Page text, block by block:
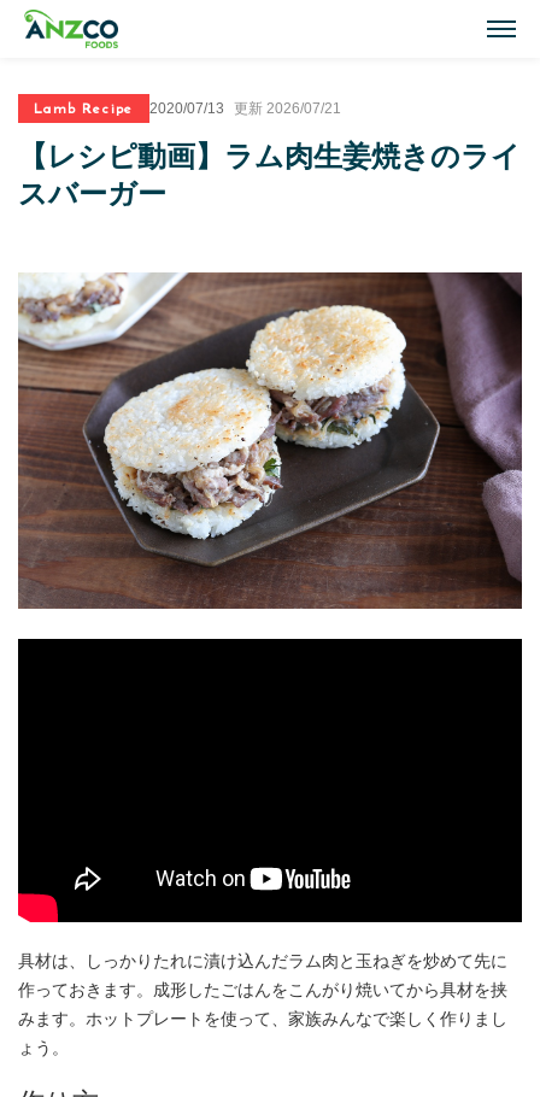
Lamb Recipes
ラム肉のおすすめレシピ
Our Products
商品紹介(ラム肉・牛肉)
Topics
トピックス
About ANZCO Foods
アンズコフーズとは
Contact Us
Lamb Recipe 2020/07/13 更新 2026/07/21
【レシピ動画】ラム肉生姜焼きのライ
スバーガー
具材は、しっかりたれに漬け込んだラム肉と玉ねぎを炒めて先に
作っておきます。成形したごはんをこんがり焼いてから具材を挟
みます。ホットプレートを使って、家族みんなで楽しく作りまし
ょう。